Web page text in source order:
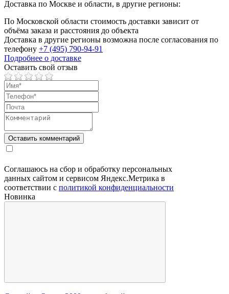
Доставка по Москве и области, в другие регионы:
По Московской области стоимость доставки зависит от
объёма заказа и расстояния до объекта
Доставка в другие регионы возможна после согласования по
телефону +7 (495) 790-94-91
Подробнее о доставке
Оставить свой отзыв
Соглашаюсь на сбор и обработку персональных
данных сайтом и сервисом Яндекс.Метрика в
соответствии с политикой конфиденциальности
Новинка